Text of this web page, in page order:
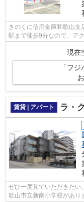
きのくに信用金庫和歌山支
駅まで徒歩9分なので、ア
現在
「フ
賃貸 | アパート ラ・
ぜひ一度見ていただきたい
歌山市立新南小学校があり